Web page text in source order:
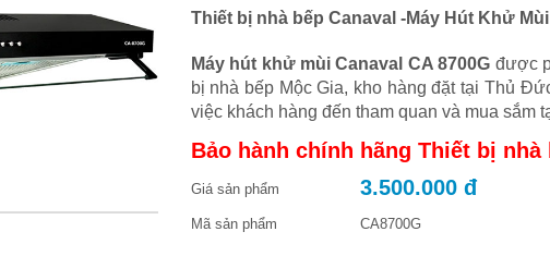
Thiết bị nhà bếp Canaval -Máy Hút Khử Mùi
Máy hút khử mùi Canaval CA 8700G được
bị nhà bếp Mộc Gia, kho hàng đặt tại Thủ
việc khách hàng đến tham quan và mua sắm
Bảo hành chính hãng Thiết bị nhà
Giá sản phẩm 3.500.000 đ
Mã sản phẩm CA8700G